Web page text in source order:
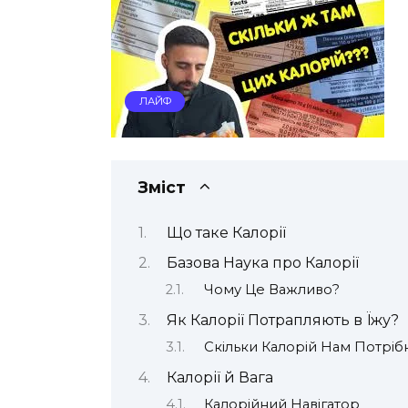
ЛАЙФ
Зміст
Що таке Калорії
Базова Наука про Калорії
Чому Це Важливо?
Як Калорії Потрапляють в Їжу?
Скільки Калорій Нам
Калорії й Вага
Калорійний Навігатор